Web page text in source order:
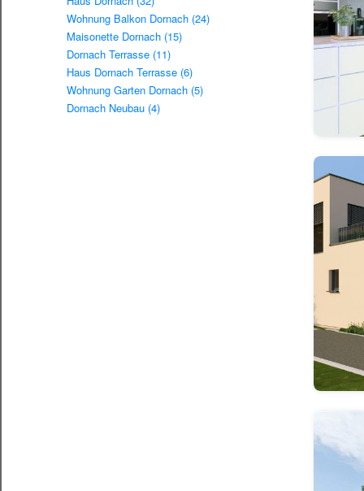
Wohnung Balkon Dornach (24)
Maisonette Dornach (15)
Dornach Terrasse (11)
Haus Dornach Terrasse (6)
Wohnung Garten Dornach (5)
Dornach Neubau (4)